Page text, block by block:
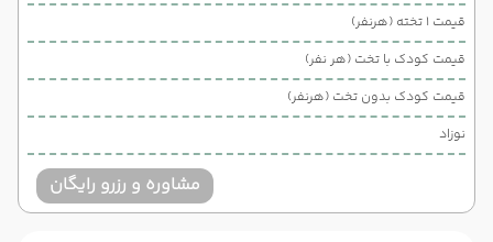
قیمت 1 تخته (هرنفر)
قیمت کودک با تخت (هر نفر)
قیمت کودک بدون تخت (هرنفر)
نوزاد
مشاوره و رزرو رایگان